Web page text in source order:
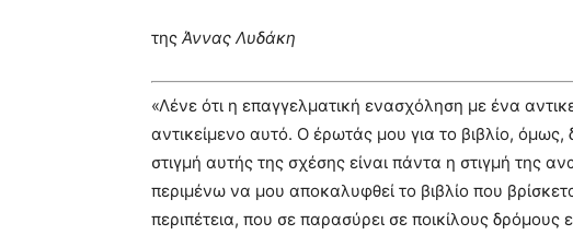
της Άννας Λυδάκη
«Λένε ότι η επαγγελματική ενασχόληση με ένα
αντικείμενο αυτό. Ο έρωτάς μου για το βιβλίο,
στιγμή αυτής της σχέσης είναι πάντα η στιγμή της
περιμένω να μου αποκαλυφθεί το βιβλίο που
περιπέτεια, που σε παρασύρει σε ποικίλους